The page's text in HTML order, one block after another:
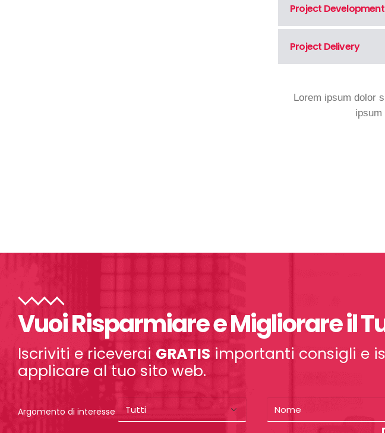
Project Development
Project Delivery
Lorem ipsum dolor
Vuoi Risparmiare e Migliorare il
Iscriviti e riceverai GRATIS importanti consigli e
applicare al tuo sito web.
Argomento di interesse